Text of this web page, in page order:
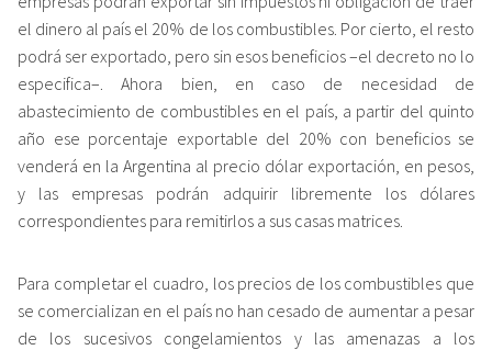
el dinero al país el 20% de los combustibles. Por cierto, el resto
podrá ser exportado, pero sin esos beneficios –el decreto no lo
especifica–. Ahora bien, en caso de necesidad de
abastecimiento de combustibles en el país, a partir del quinto
año ese porcentaje exportable del 20% con beneficios se
venderá en la Argentina al precio dólar exportación, en pesos,
y las empresas podrán adquirir libremente los dólares
correspondientes para remitirlos a sus casas matrices.
Para completar el cuadro, los precios de los combustibles que
se comercializan en el país no han cesado de aumentar a pesar
de los sucesivos congelamientos y las amenazas a los